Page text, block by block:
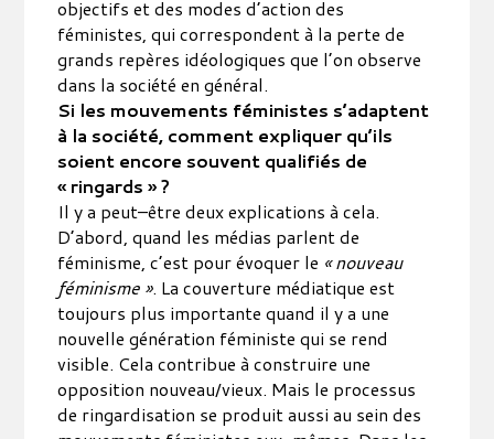
objectifs et des modes d’action des
féministes, qui correspondent à la perte de
grands repères idéologiques que l’on observe
dans la société en général.
Si les mouvements féministes s’adaptent
à la société, comment expliquer qu’ils
soient encore souvent qualifiés de
« ringards » ?
Il y a peut–être deux explications à cela.
D’abord, quand les médias parlent de
féminisme, c’est pour évoquer le « nouveau
féminisme ». La couverture médiatique est
toujours plus importante quand il y a une
nouvelle génération féministe qui se rend
visible. Cela contribue à construire une
opposition nouveau/vieux. Mais le processus
de ringardisation se produit aussi au sein des